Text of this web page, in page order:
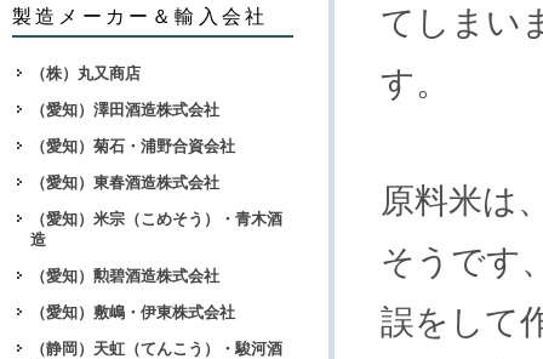
製造メーカー＆輸入会社
（株）丸又商店
（愛知）澤田酒造株式会社
（愛知）菊石・浦野合資会社
（愛知）東春酒造株式会社
（愛知）米宗（こめそう）・青木酒
造
（愛知）勲碧酒造株式会社
（愛知）敷嶋・伊東株式会社
（静岡）天虹（てんこう）・駿河酒
てしまい
す。
原料米は
そうです
誤をして